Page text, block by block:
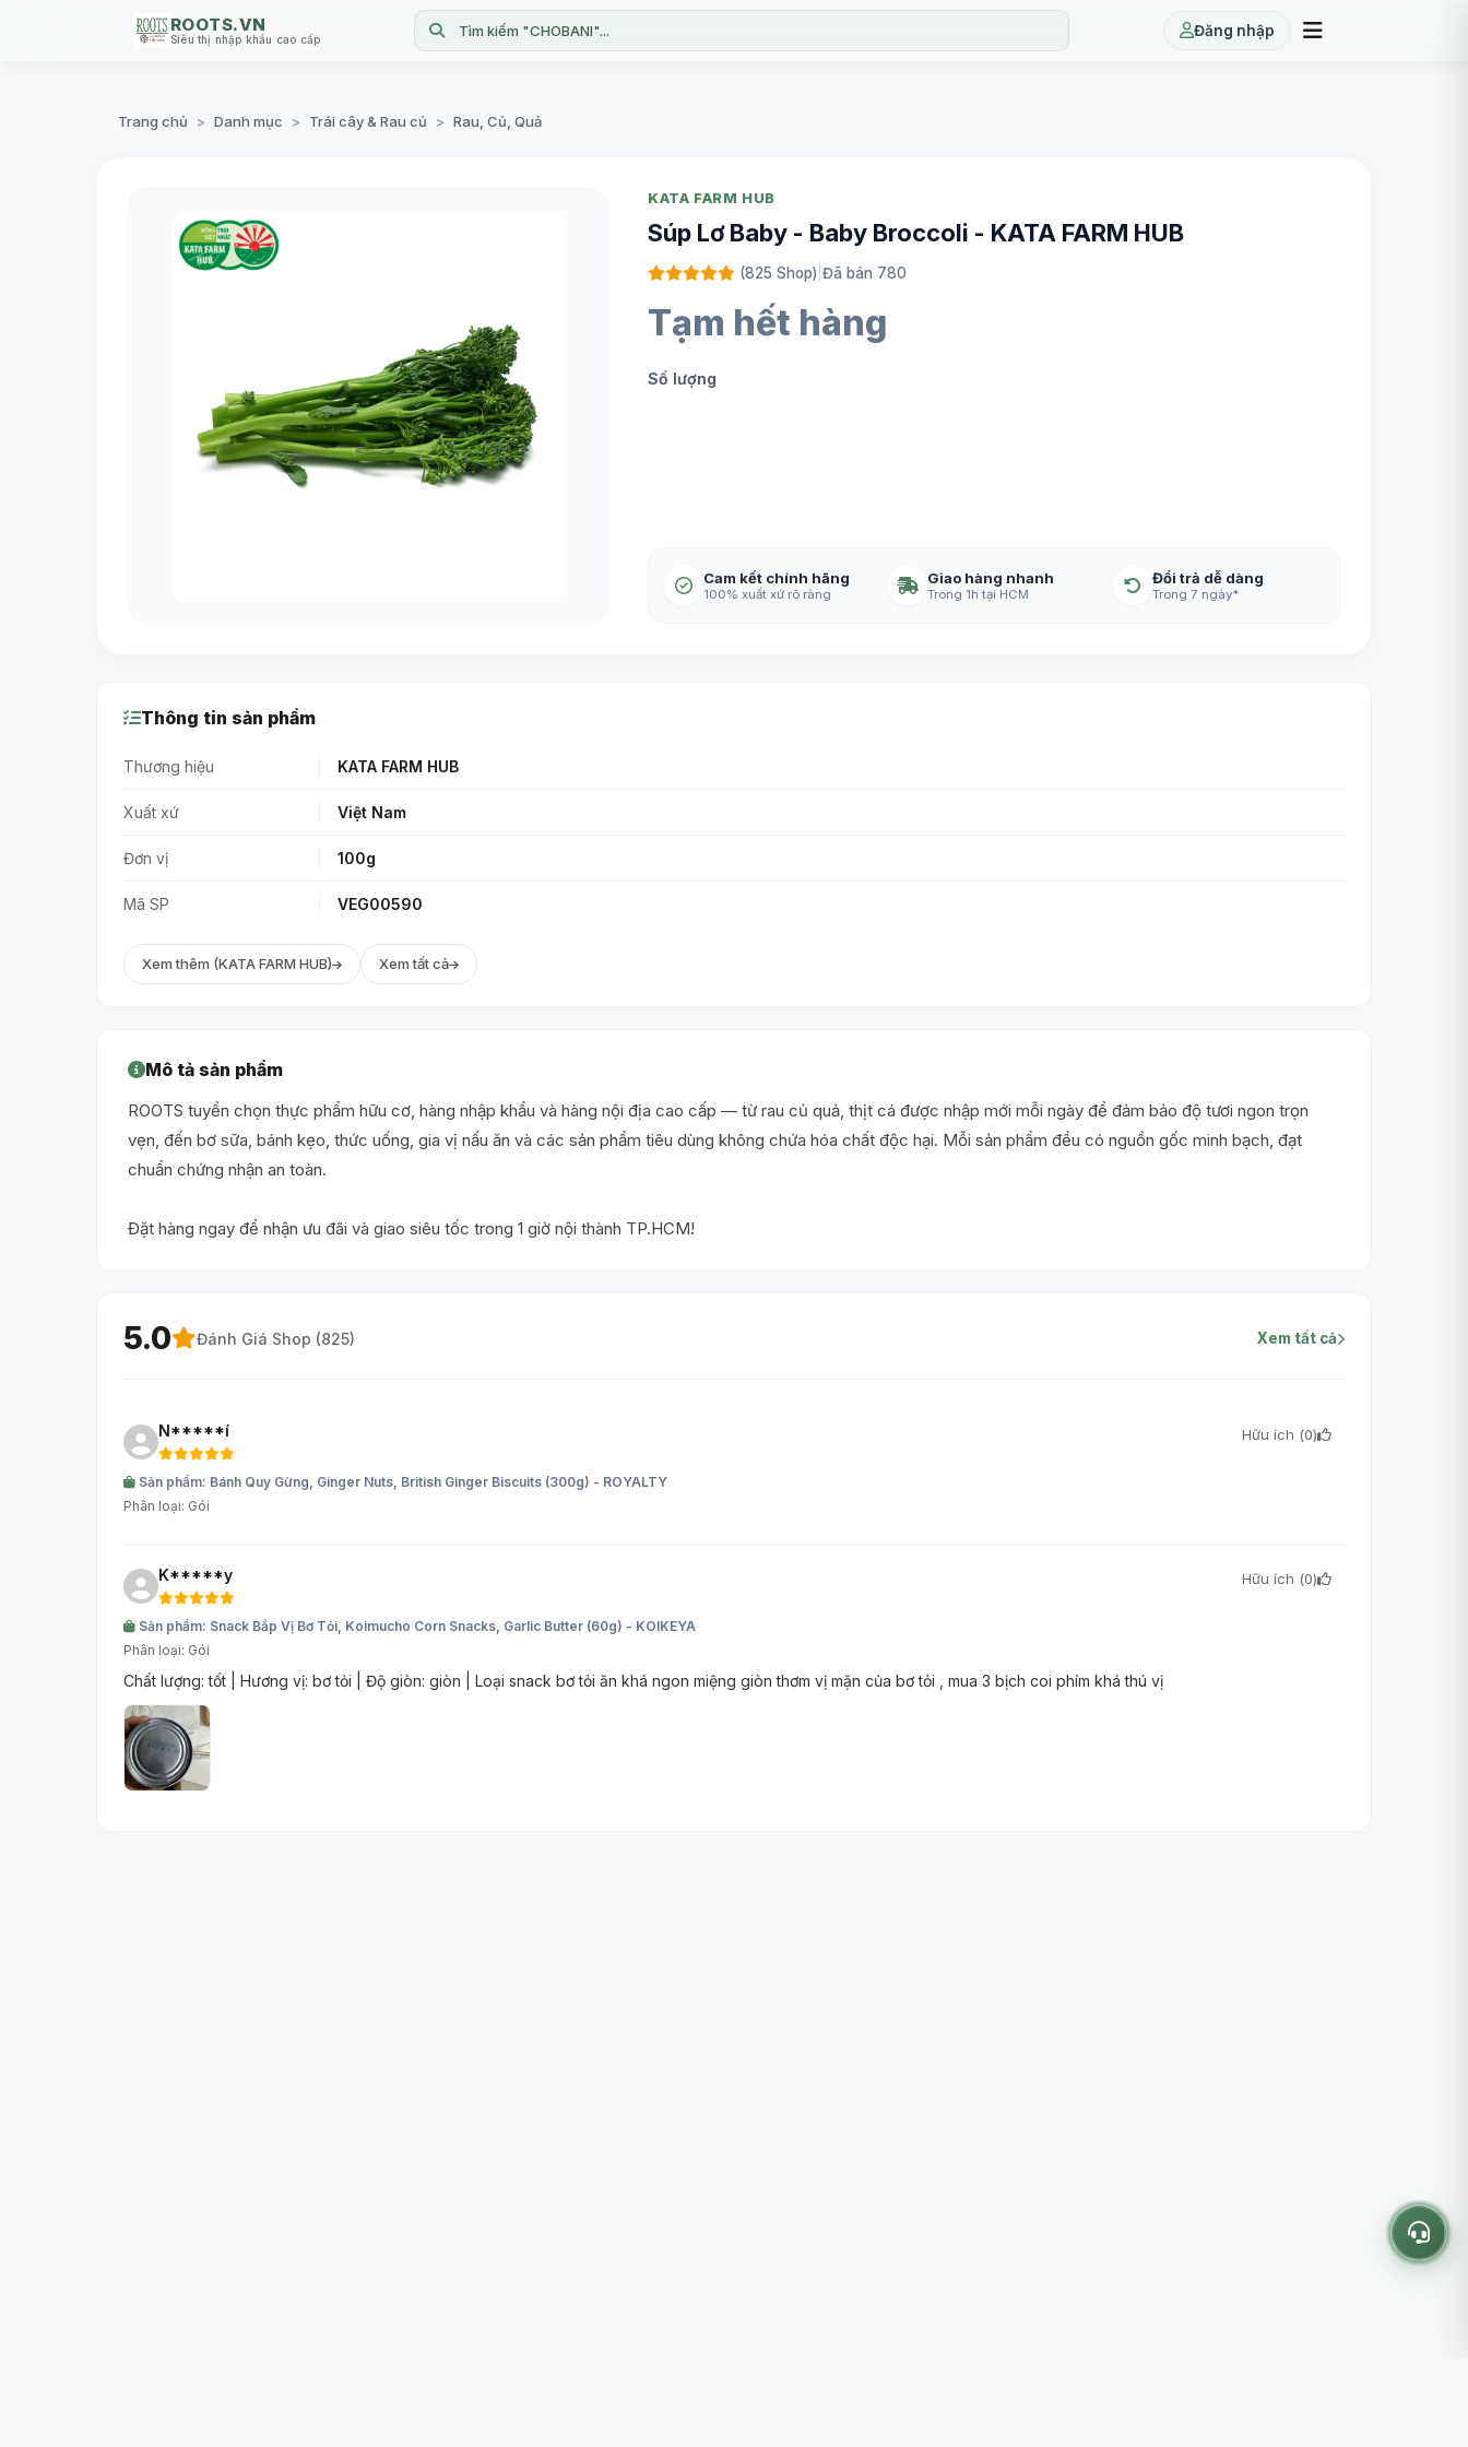
ROOTS.VN
Siêu thị nhập khẩu cao cấp Tìm kiếm "CHOBANI"... Đăng nhập
Trang chủ > Danh mục > Trái cây & Rau củ > Rau, Củ, Quả
KATA FARM HUB
Súp Lơ Baby - Baby Broccoli - KATA FARM HUB
(825 Shop) Đã bán 780
Tạm hết hàng
Số lượng
Cam kết chính hãng
100% xuất xứ rõ ràng
Giao hàng nhanh
Trong 1h tại HCM
Đổi trả dễ dàng
Trong 7 ngày*
Thông tin sản phẩm
Thương hiệu KATA FARM HUB
Xuất xứ Việt Nam
Đơn vị 100g
Mã SP VEG00590
Xem thêm (KATA FARM HUB) Xem tất cả
Mô tả sản phẩm
ROOTS tuyển chọn thực phẩm hữu cơ, hàng nhập khẩu và hàng nội địa cao cấp — từ rau củ quả, thịt cá được nhập mới mỗi ngày để đảm bảo độ tươi ngon trọn
vẹn, đến bơ sữa, bánh kẹo, thức uống, gia vị nấu ăn và các sản phẩm tiêu dùng không chứa hóa chất độc hại. Mỗi sản phẩm đều có nguồn gốc minh bạch, đạt
chuẩn chứng nhận an toàn.
Đặt hàng ngay để nhận ưu đãi và giao siêu tốc trong 1 giờ nội thành TP.HCM!
5.0 Đánh Giá Shop (825) Xem tất cả
N*****í Hữu ích (0)
Sản phẩm: Bánh Quy Gừng, Ginger Nuts, British Ginger Biscuits (300g) - ROYALTY
Phân loại: Gói
K*****y Hữu ích (0)
Sản phẩm: Snack Bắp Vị Bơ Tỏi, Koimucho Corn Snacks, Garlic Butter (60g) - KOIKEYA
Phân loại: Gói
Chất lượng: tốt | Hương vị: bơ tỏi | Độ giòn: giòn | Loại snack bơ tỏi ăn khá ngon miệng giòn thơm vị mặn của bơ tỏi , mua 3 bịch coi phím khá thú vị